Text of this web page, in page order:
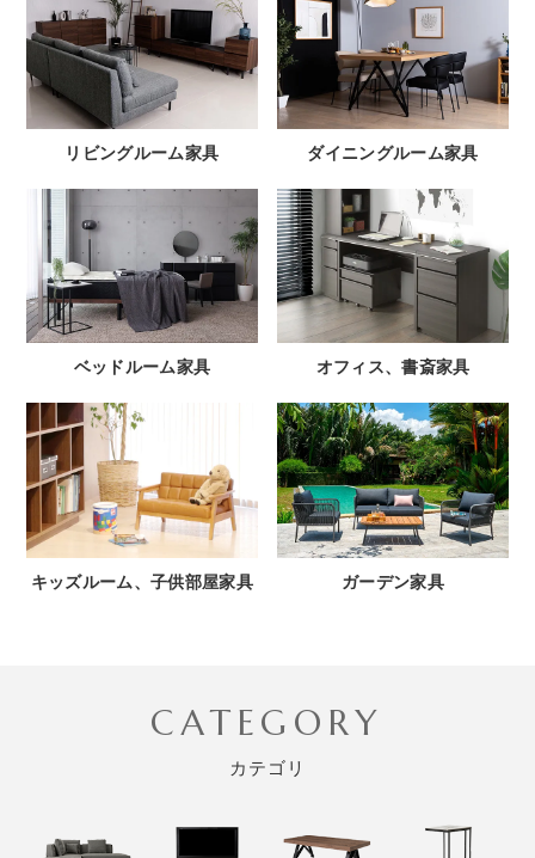
リビングルーム家具 ダイニングルーム家具
ベッドルーム家具 オフィス、書斎家具
キッズルーム、子供部屋家具 ガーデン家具
CATEGORY
カテゴリ